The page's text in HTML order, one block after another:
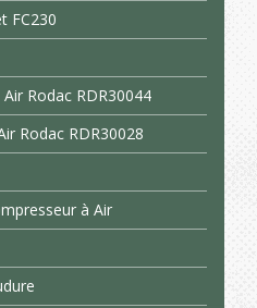
FC230
Rodac RDR30044
Rodac RDR30028
à Air